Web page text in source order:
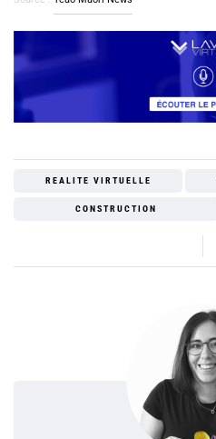
REALITE VIRTUELLE
CONSTRUCTION